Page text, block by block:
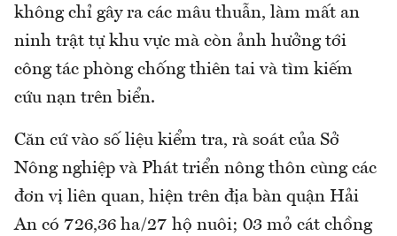
không chỉ gây ra các mâu thuẫn, làm mất an
ninh trật tự khu vực mà còn ảnh hưởng tới
công tác phòng chống thiên tai và tìm kiếm
cứu nạn trên biển.
Căn cứ vào số liệu kiểm tra, rà soát của Sở
Nông nghiệp và Phát triển nông thôn cùng các
đơn vị liên quan, hiện trên địa bàn quận Hải
An có 726,36 ha/27 hộ nuôi; 03 mỏ cát chồng